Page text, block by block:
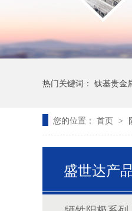
热门关键词： 钛基贵金
您的位置： 首页 >
盛世达产